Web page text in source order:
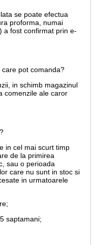
se poate efectua
proforma, numai
a fost confirmat prin e-
pot comanda?
in schimb magazinul
comenzile ale caror
in cel mai scurt timp
de la primirea
sau o perioada
care nu sunt in stoc si
in urmatoarele
saptamani;